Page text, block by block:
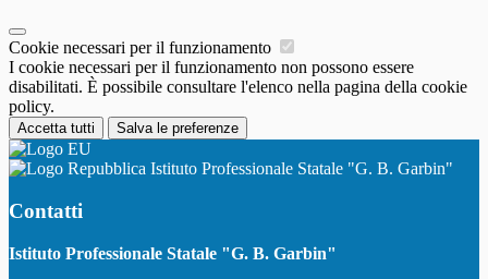
Cookie necessari per il funzionamento
I cookie necessari per il funzionamento non possono essere
disabilitati. È possibile consultare l'elenco nella pagina della cookie
policy.
Accetta tutti Salva le preferenze
Istituto Professionale Statale "G. B. Garbin"
Contatti
Istituto Professionale Statale "G. B. Garbin"